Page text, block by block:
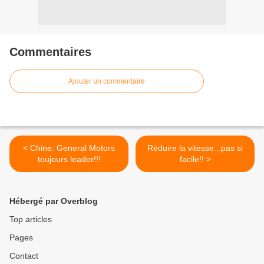
Commentaires
Ajouter un commentaire
< Chine: General Motors
toujours leader!!!
Réduire la vitesse...pas si
facile!! >
Hébergé par Overblog
Top articles
Pages
Contact